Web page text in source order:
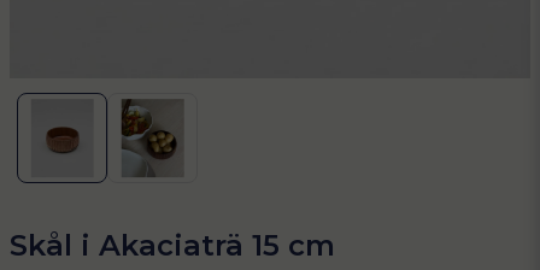
Skål i Akaciaträ 15 cm